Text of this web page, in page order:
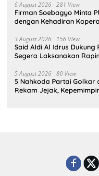
6 August 2026 281 View
Firman Soebagyo Minta
dengan Kehadiran
3 August 2026 156 View
Said Aldi Al Idrus Dukung
Segera Laksanakan
5 August 2026 80 View
5 Nahkoda Partai Golkar
Rekam Jejak,